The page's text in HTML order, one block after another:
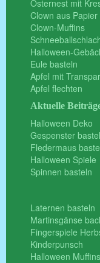
Osternest mit
Clown aus Papier
Clown-Muffins
Halloween-
Eule basteln
Apfel mit
Apfel flechten
Aktuelle
Halloween Deko
Gespenster
Fledermaus
Halloween Spiele
Spinnen basteln
Laternen basteln
Martinsgänse
Fingerspiele
Kinderpunsch
Halloween Muffins